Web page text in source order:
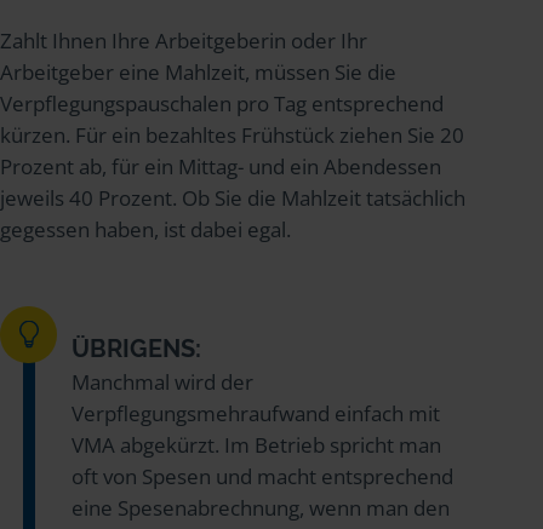
Zahlt Ihnen Ihre Arbeitgeberin oder Ihr
Arbeitgeber eine Mahlzeit, müssen Sie die
Verpflegungspauschalen pro Tag entsprechend
kürzen. Für ein bezahltes Frühstück ziehen Sie 20
Prozent ab, für ein Mittag- und ein Abendessen
jeweils 40 Prozent. Ob Sie die Mahlzeit tatsächlich
gegessen haben, ist dabei egal.
ÜBRIGENS:
Manchmal wird der
Verpflegungsmehraufwand einfach mit
VMA abgekürzt. Im Betrieb spricht man
oft von Spesen und macht entsprechend
eine Spesenabrechnung, wenn man den